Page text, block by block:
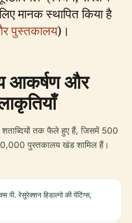
मानक स्थापित किया है
पुस्तकालय)।
आकर्षण और
शताब्दियों तक फैले हुए हैं, जिसमें 500
पुस्तकालय खंड शामिल हैं।
रेसुरेक्शन हिडाल्गो की पेंटिंग्स,